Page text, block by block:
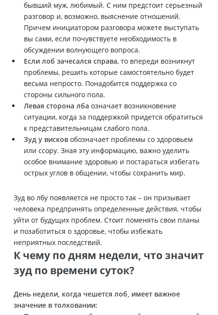
бывший муж, любимый. С ним предстоит серьезный
разговор и, возможно, выяснение отношений.
Причем инициатором разговора можете выступать
вы сами, если почувствуете необходимость в
обсуждении волнующего вопроса.
Если лоб зачесался справа, то впереди возникнут
проблемы, решить которые самостоятельно будет
весьма непросто. Понадобится поддержка со
стороны сильного пола.
Левая сторона лба означает возникновение
ситуации, когда за поддержкой придется обратиться
к представительницам слабого пола.
Зуд у висков обозначает проблемы со здоровьем
или ссору. Зная эту информацию, важно уделить
особое внимание здоровью и постараться избегать
острых углов в общении, чтобы сохранить мир.
Зуд во лбу появляется не просто так – он призывает
человека предпринять определенные действия, чтобы
уйти от будущих проблем. Стоит поменять свои планы
и позаботиться о здоровье, чтобы избежать
неприятных последствий.
К чему по дням недели, что значит
зуд по времени суток?
День недели, когда чешется лоб, имеет важное
значение в толковании: